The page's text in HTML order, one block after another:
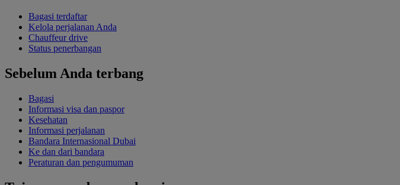
Bagasi terdaftar
Kelola perjalanan Anda
Chauffeur drive
Status penerbangan
Sebelum Anda terbang
Bagasi
Informasi visa dan paspor
Kesehatan
Informasi perjalanan
Bandara Internasional Dubai
Ke dan dari bandara
Peraturan dan pengumuman